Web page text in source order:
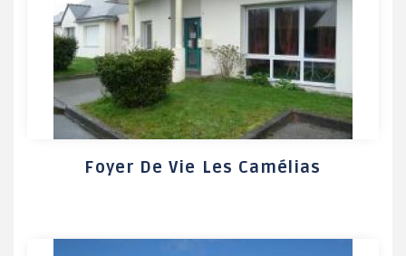
Foyer De Vie Les Camélias